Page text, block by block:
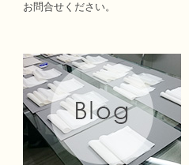
お問合せください。